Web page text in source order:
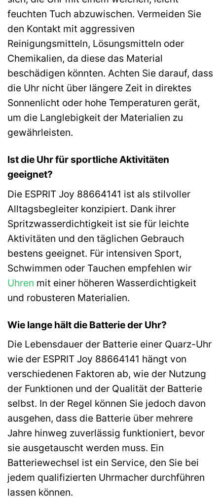
feuchten Tuch abzuwischen. Vermeiden Sie
den Kontakt mit aggressiven
Reinigungsmitteln, Lösungsmitteln oder
Chemikalien, da diese das Material
beschädigen könnten. Achten Sie darauf, dass
die Uhr nicht über längere Zeit in direktes
Sonnenlicht oder hohe Temperaturen gerät,
um die Langlebigkeit der Materialien zu
gewährleisten.
Ist die Uhr für sportliche Aktivitäten
geeignet?
Die ESPRIT Joy 88664141 ist als stilvoller
Alltagsbegleiter konzipiert. Dank ihrer
Spritzwasserdichtigkeit ist sie für leichte
Aktivitäten und den täglichen Gebrauch
bestens geeignet. Für intensiven Sport,
Schwimmen oder Tauchen empfehlen wir
Uhren mit einer höheren Wasserdichtigkeit
und robusteren Materialien.
Wie lange hält die Batterie der Uhr?
Die Lebensdauer der Batterie einer Quarz-Uhr
wie der ESPRIT Joy 88664141 hängt von
verschiedenen Faktoren ab, wie der Nutzung
der Funktionen und der Qualität der Batterie
selbst. In der Regel können Sie jedoch davon
ausgehen, dass die Batterie über mehrere
Jahre hinweg zuverlässig funktioniert, bevor
sie ausgetauscht werden muss. Ein
Batteriewechsel ist ein Service, den Sie bei
jedem qualifizierten Uhrmacher durchführen
lassen können.